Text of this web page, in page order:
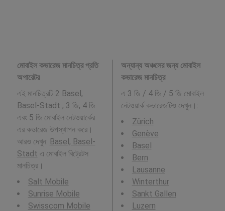
মোবাইল কভারেজ মানচিত্র প্রতি
অপারেটর
এই মানচিত্রটি 2 Basel,
Basel-Stadt , 3 জি, 4 জি
এবং 5 জি মোবাইল নেটওয়ার্কের
এর কভারেজ উপস্থাপন করে।
আরও দেখুন: Basel, Basel-
Stadt এ মোবাইল বিট্রেটস
মানচিত্র।
Salt Mobile
Sunrise Mobile
Swisscom Mobile
অন্যান্য অঞ্চলের জন্য মোবাইল
কভারেজ মানচিত্র
এ 3 জি / 4 জি / 5 জি মোবাইল
নেটওয়ার্ক কভারেজটিও দেখুন।:
Zürich
Genève
Basel
Bern
Lausanne
Winterthur
Sankt Gallen
Luzern